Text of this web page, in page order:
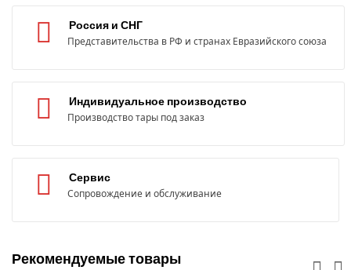
Россия и СНГ
Представительства в РФ и странах Евразийского союза
Индивидуальное производство
Производство тары под заказ
Сервис
Сопровождение и обслуживание
Рекомендуемые товары